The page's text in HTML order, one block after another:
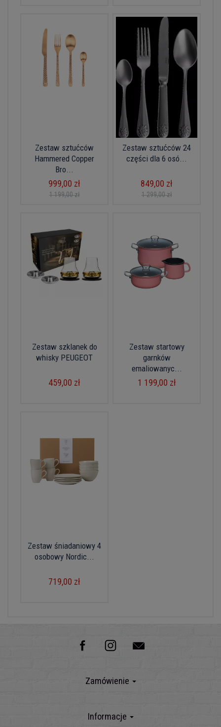
Zestaw sztućców
Hammered Copper
Bro...
999,00 zł
1 199,00 zł
Zestaw sztućców 24
części dla 6 osó...
849,00 zł
1 299,00 zł
Zestaw szklanek do
whisky PEUGEOT
459,00 zł
Zestaw startowy
garnków
emaliowanyc...
1 199,00 zł
Zestaw śniadaniowy 4
osobowy Nordic...
719,00 zł
Zamówienie
Informacje